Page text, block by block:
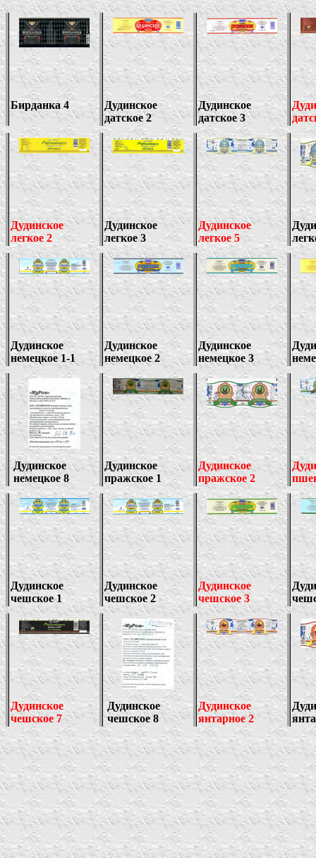
Бирданка 4
Дудинское
датское 2
Дудинское
датское 3
Дудинское
легкое 2
Дудинское
легкое3
Дудинское
легкое 5
Дудинское
немецкое 1-1
Дудинское
немецкое 2
Дудинское
немецкое 3
Дудинское
немецкое8
Дудинское
пражское 1
Дудинское
пражское2
Дудинское
чешское 1
Дудинское
чешское 2
Дудинское
чешское 3
Дудинское
чешское 7
Дудинское
чешское8
Дудинское
янтарное 2